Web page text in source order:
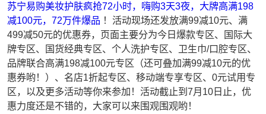
苏宁易购美妆护肤疯抢72小时，嗨购3天3夜，大牌高满198
减100元，72万件爆品 ！活动现场还发放满99减10元、满
499减50元的优惠券，页面主要分为今日爆款专区、国际大
牌专区、国货经典专区、个人洗护专区、卫生巾/口腔专区、
品牌联合高满198减100元专区（还可叠加满99减10元的优
惠券哟！）、名店1折起专区、移动端专享专区、0元试用专
区，以及更多活动等你来参加！活动截止到7月10日止，优
惠力度还是不错的，大家可以来围观围观哟！